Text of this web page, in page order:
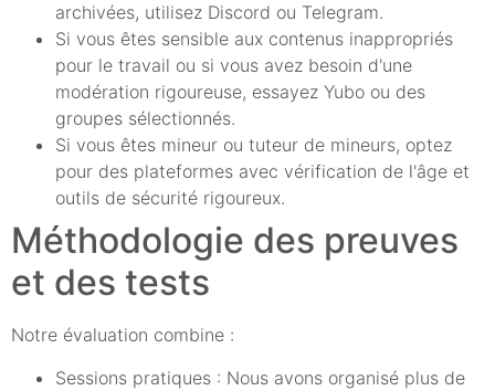
archivées, utilisez Discord ou Telegram.
Si vous êtes sensible aux contenus inappropriés
pour le travail ou si vous avez besoin d'une
modération rigoureuse, essayez Yubo ou des
groupes sélectionnés.
Si vous êtes mineur ou tuteur de mineurs, optez
pour des plateformes avec vérification de l'âge et
outils de sécurité rigoureux.
Méthodologie des preuves
et des tests
Notre évaluation combine :
Sessions pratiques : Nous avons organisé plus de